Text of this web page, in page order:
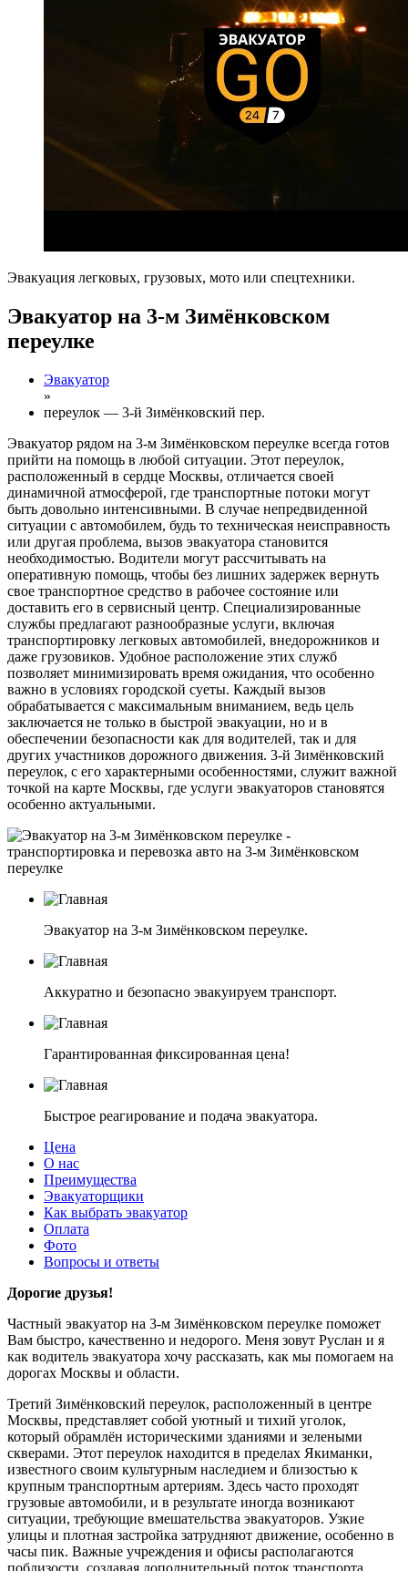
Эвакуация легковых, грузовых, мото или спецтехники.
Эвакуатор на 3-м Зимёнковском
переулке
Эвакуатор
»
переулок — 3-й Зимёнковский пер.
Эвакуатор рядом на 3-м Зимёнковском переулке всегда готов
прийти на помощь в любой ситуации. Этот переулок,
расположенный в сердце Москвы, отличается своей
динамичной атмосферой, где транспортные потоки могут
быть довольно интенсивными. В случае непредвиденной
ситуации с автомобилем, будь то техническая неисправность
или другая проблема, вызов эвакуатора становится
необходимостью. Водители могут рассчитывать на
оперативную помощь, чтобы без лишних задержек вернуть
свое транспортное средство в рабочее состояние или
доставить его в сервисный центр. Специализированные
службы предлагают разнообразные услуги, включая
транспортировку легковых автомобилей, внедорожников и
даже грузовиков. Удобное расположение этих служб
позволяет минимизировать время ожидания, что особенно
важно в условиях городской суеты. Каждый вызов
обрабатывается с максимальным вниманием, ведь цель
заключается не только в быстрой эвакуации, но и в
обеспечении безопасности как для водителей, так и для
других участников дорожного движения. 3-й Зимёнковский
переулок, с его характерными особенностями, служит важной
точкой на карте Москвы, где услуги эвакуаторов становятся
особенно актуальными.
Эвакуатор на 3-м Зимёнковском переулке.
Аккуратно и безопасно эвакуируем транспорт.
Гарантированная фиксированная цена!
Быстрое реагирование и подача эвакуатора.
Цена
О нас
Преимущества
Эвакуаторщики
Как выбрать эвакуатор
Оплата
Фото
Вопросы и ответы
Дорогие друзья!
Частный эвакуатор на 3-м Зимёнковском переулке поможет
Вам быстро, качественно и недорого. Меня зовут Руслан и я
как водитель эвакуатора хочу рассказать, как мы помогаем на
дорогах Москвы и области.
Третий Зимёнковский переулок, расположенный в центре
Москвы, представляет собой уютный и тихий уголок,
который обрамлён историческими зданиями и зелеными
скверами. Этот переулок находится в пределах Якиманки,
известного своим культурным наследием и близостью к
крупным транспортным артериям. Здесь часто проходят
грузовые автомобили, и в результате иногда возникают
ситуации, требующие вмешательства эвакуаторов. Узкие
улицы и плотная застройка затрудняют движение, особенно в
часы пик. Важные учреждения и офисы располагаются
поблизости, создавая дополнительный поток транспорта.